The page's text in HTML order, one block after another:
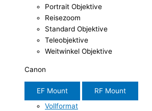
Portrait Objektive
Reisezoom
Standard Objektive
Teleobjektive
Weitwinkel Objektive
Canon
EF Mount
RF Mount
Vollformat